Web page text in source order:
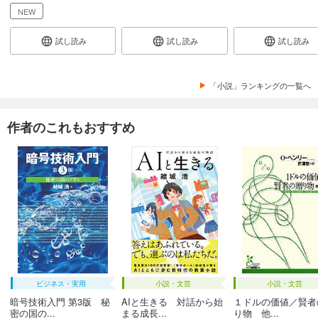
NEW
試し読み 試し読み 試し読み
「小説」ランキングの一覧へ
作者のこれもおすすめ
ビジネス・実用
暗号技術入門 第3版 秘
密の国の...
小説・文芸
AIと生きる 対話から始
まる成長...
小説・文芸
１ドルの価値／賢
り物 他...